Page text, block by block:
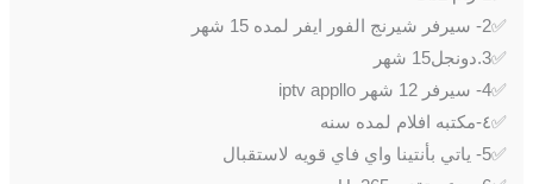
✅2- سيرفر شيرنج الفور ايفر لمده 15 ﺷﻬﺮ
✅3.دونجل15 شهر
✅4- ﺳﻴﺮﻓﺮ 12 ﺷﻬﺮ iptv appllo
✅٤-مكتبه افلام لمده سنه
✅5- ﻳﺎﺗﻲ ﺑﺄﻧﺘﻴﻨﺎ ﻭﺍﻱ ﻓﺎﻱ ﻗﻮﻳﻪ ﻻﺳﺘﻘﺒﺎﻝ